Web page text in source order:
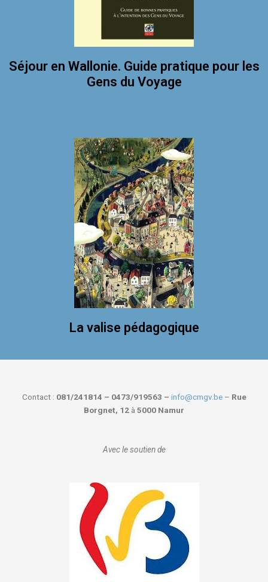
Séjour en Wallonie. Guide pratique pour les
Gens du Voyage
La valise pédagogique
Contact : 081/241814 – 0473/919563 – info@cmgv.be– Rue
Borgnet, 12 à 5000 Namur
Avec le soutien de